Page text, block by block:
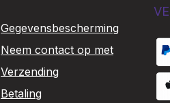
Gegevensbescherming
Neem contact op met
Verzending
Betaling